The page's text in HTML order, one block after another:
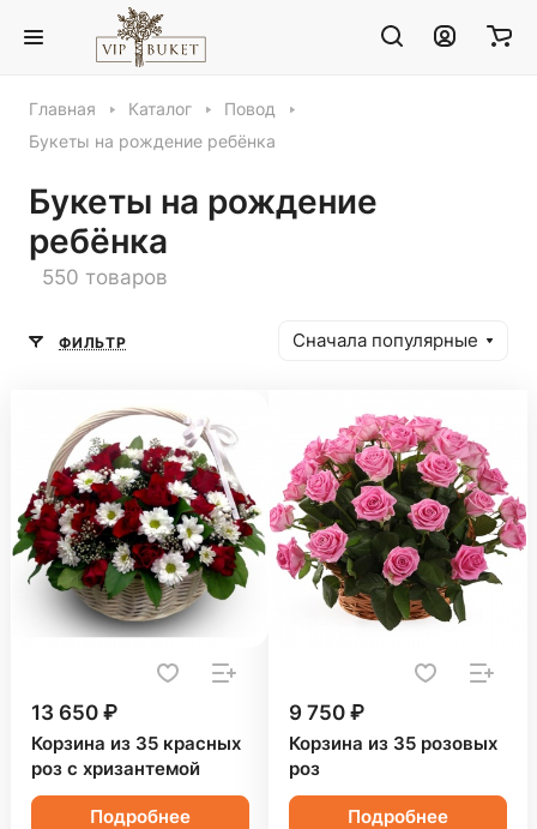
Главная Каталог
Повод
Букеты на рождение ребёнка
Букеты на рождение
ребёнка
550 товаров
ФИЛЬТР Сначала популярные
13 650 ₽
Корзина из 35 красных
роз с хризантемой
Подробнее
9 750 ₽
Корзина из 35 розовых
роз
Подробнее